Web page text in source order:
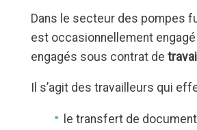
Dans le secteur des pompes
est occasionnellement
engagés sous contrat de
Il s’agit des travailleurs qui
le transfert de